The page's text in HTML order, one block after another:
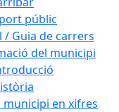
públic
/ Guia de carrers
del municipi
municipi en xifres